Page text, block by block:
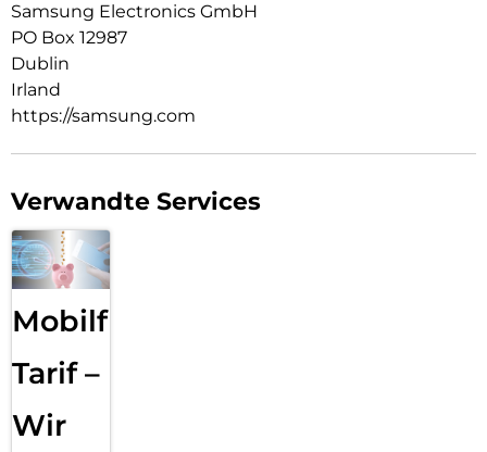
Samsung Electronics GmbH
PO Box 12987
Dublin
Irland
https://samsung.com
Verwandte Services
Mobilfunk
Tarif –
Wir